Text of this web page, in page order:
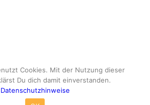
Tuke
Cookies. Mit der Nutzung dieser
Du dich damit einverstanden.
Datenschutzhinweise